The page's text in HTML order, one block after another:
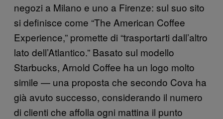
negozi a Milano e uno a Firenze: sul suo sito
si definisce come “The American Coffee
Experience,” promette di “trasportarti dall’altro
lato dell’Atlantico.” Basato sul modello
Starbucks, Arnold Coffee ha un logo molto
simile — una proposta che secondo Cova ha
già avuto successo, considerando il numero
di clienti che affolla ogni mattina il punto